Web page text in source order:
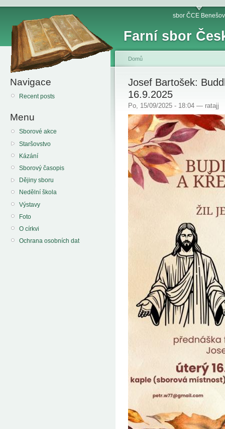
Farní sbor
sbor ČCE Benešov
Navigace
Recent posts
Menu
Sborové akce
Staršovstvo
Kázání
Sborový časopis
Dějiny sboru
Nedělní škola
Výstavy
Foto
O církvi
Ochrana osobních dat
Domů
Josef Bartošek:
16.9.2025
Po, 15/09/2025 - 18:04 — ratajj